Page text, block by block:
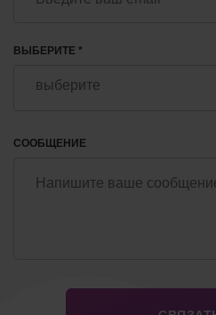
ВЫБЕРИТЕ *
СООБЩЕНИЕ